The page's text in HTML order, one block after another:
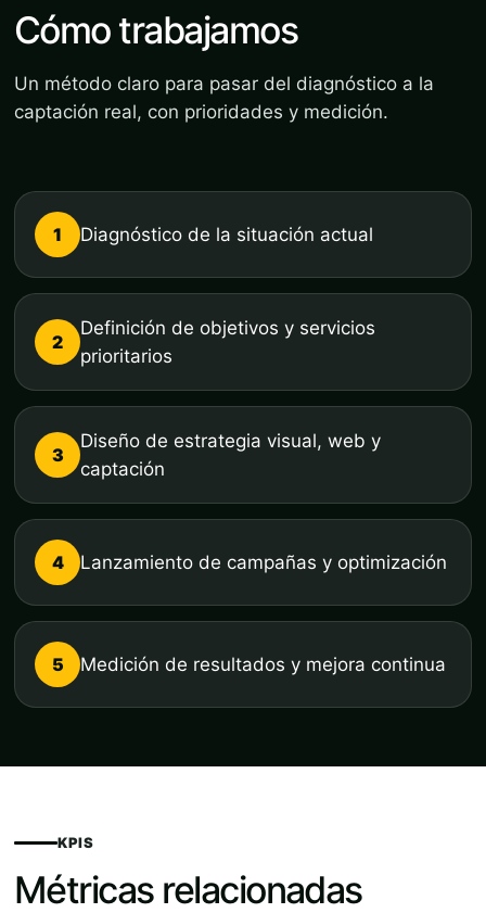
Cómo trabajamos
Un método claro para pasar del diagnóstico a la
captación real, con prioridades y medición.
1 Diagnóstico de la situación actual
2
Definición de objetivos y servicios
prioritarios
3
Diseño de estrategia visual, web y
captación
4 Lanzamiento de campañas y optimización
5 Medición de resultados y mejora continua
KPIS
Métricas relacionadas